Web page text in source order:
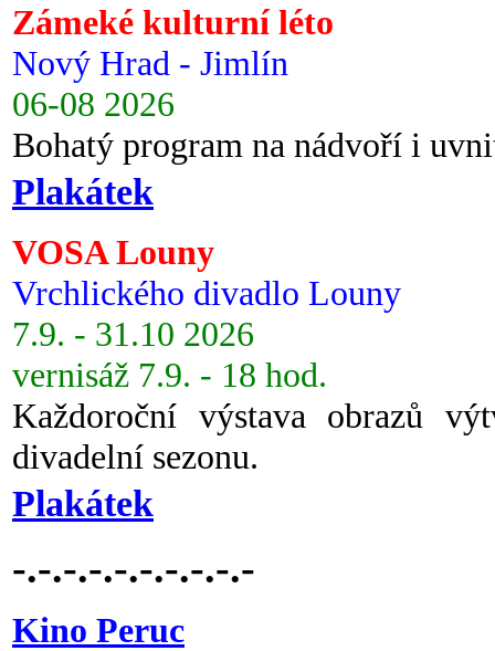
Zámeké kulturní léto
Nový Hrad - Jimlín
06-08 2026
Bohatý program na nádvoří i
Plakátek
VOSA Louny
Vrchlického divadlo Louny
7.9. - 31.10 2026
vernisáž 7.9. - 18 hod.
Každoroční výstava obrazů
divadelní sezonu.
Plakátek
-.-.-.-.-.-.-.-.-.-
Kino Peruc